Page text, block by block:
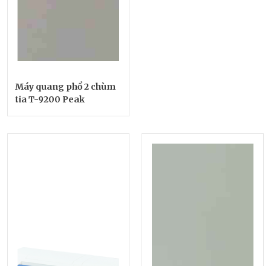
Máy quang phổ 2 chùm
tia T-9200 Peak